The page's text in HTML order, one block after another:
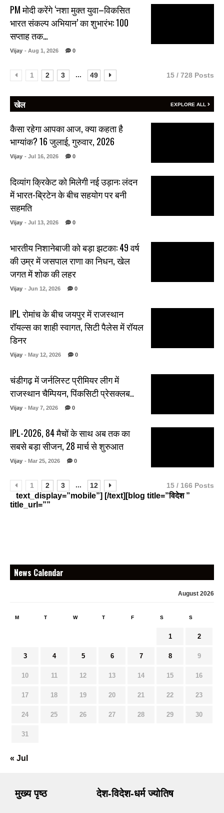
PM मोदी करेंगे ‘नशा मुक्त युवा–विकसित
भारत संकल्प अभियान’ का शुभारंभ: 100
सप्ताह तक…
Vijay - Aug 1, 2026 0
1 2 3 ... 49 15 / 728 Posts
खेल EXPLORE ALL
कैसा रहेगा आपका आज, क्या कहता है
भाग्यांक? 16 जुलाई, गुरुवार, 2026
Vijay - Jul 16, 2026 0
दिव्यांग क्रिकेट को मिलेगी नई उड़ान: लंदन
में भारत-ब्रिटेन के बीच सहयोग पर बनी
सहमति
Vijay - Jul 13, 2026 0
भारतीय निशानेबाजी को बड़ा झटका: 49 वर्ष
की उम्र में जसपाल राणा का निधन, खेल
जगत में शोक की लहर
Vijay - Jun 12, 2026 0
IPL रोमांच के बीच जयपुर में राजस्थान
रॉयल्स का शाही स्वागत, सिटी पैलेस में रॉयल
डिनर
Vijay - May 12, 2026 0
चंडीगढ़ में जर्नलिस्ट प्रीमियर लीग में
राजस्थान चैम्पियन, पिंकसिटी प्रेसक्लब..
Vijay - May 7, 2026 0
IPL-2026, 84 मैचों के साथ अब तक का
सबसे बड़ा सीजन, 28 मार्च से शुरुआत
Vijay - Mar 25, 2026 0
1 2 3 ... 12 15 / 166 Posts
text_display=”mobile”] [/text][blog title=”विदेश ”
title_url=””
News Calendar
August 2026
M T W T F S S
1 2
3 4 5 6 7 8 9
10 11 12 13 14 15 16
17 18 19 20 21 22 23
24 25 26 27 28 29 30
31
« Jul
मुख्य पृष्ठ देश-विदेश-धर्म ज्योतिष